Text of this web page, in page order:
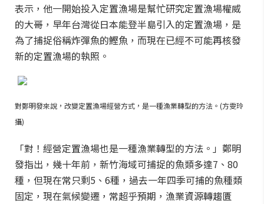
表示，他一開始投入定置漁場是幫忙研究定置漁場權威
的大哥，早年台灣從日本能登半島引入的定置漁場，是
為了捕捉俗稱炸彈魚的鰹魚，而現在已經不可能再核發
新的定置漁場的執照。
對鄭明發來說，改變定置漁場經營方式，是一種漁業轉型的方法。(方雯玲
攝)
「對！經營定置漁場也是一種漁業轉型的方法。」鄭明
發指出，幾十年前，新竹海域可捕捉的魚類多達7、80
種，但現在常只剩5、6種，過去一年四季可捕的魚種類
固定，現在氣候變遷，常超乎預期，漁業資源轉趨匱